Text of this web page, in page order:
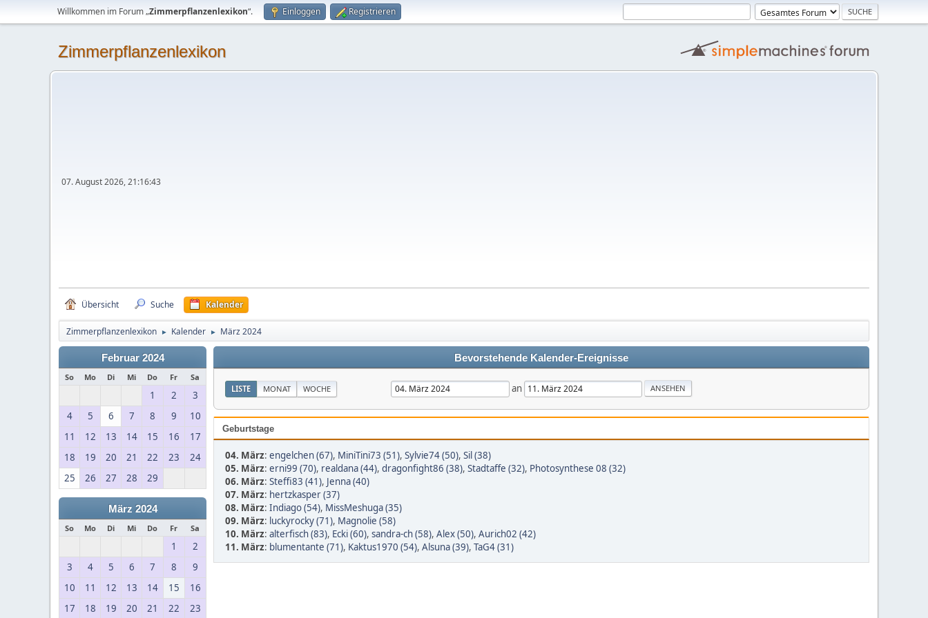
Willkommen im Forum „Zimmerpflanzenlexikon“. Einloggen Registrieren
Zimmerpflanzenlexikon
07. August 2026, 21:16:43
Übersicht Suche Kalender
Zimmerpflanzenlexikon ► Kalender ► März 2024
Februar 2024
So Mo Di Mi Do Fr Sa
1 2
3
4
5 6 7 8 9
10
11
12 13 14 15 16
17
18
19 20 21 22 23
24
25
26 27 28 29
März 2024
So Mo Di Mi Do Fr Sa
1
2
3
4 5 6 7 8
9
10
11 12 13 14 15
16
17
18 19 20 21 22 23
Bevorstehende Kalender-Ereignisse
LISTE MONAT WOCHE an
Geburtstage
04. März: engelchen (67), MiniTini73 (51), Sylvie74 (50), Sil (38)
05. März: erni99 (70), realdana (44), dragonfight86 (38), Stadtaffe (32), Photosynthese 08 (32)
06. März: Steffi83 (41), Jenna (40)
07. März: hertzkasper (37)
08. März: Indiago (54), MissMeshuga (35)
09. März: luckyrocky (71), Magnolie (58)
10. März: alterfisch (83), Ecki (60), sandra-ch (58), Alex (50), Aurich02 (42)
11. März: blumentante (71), Kaktus1970 (54), Alsuna (39), TaG4 (31)